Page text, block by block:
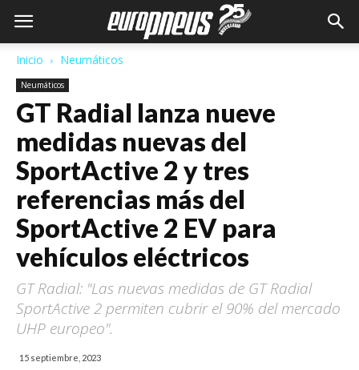
Inicio Neumáticos
Neumáticos
GT Radial lanza nueve
medidas nuevas del
SportActive 2 y tres
referencias más del
SportActive 2 EV para
vehículos eléctricos
GT Radial: "Las nuevas medidas de GT Radial
SportActive 2 permiten cubrir el 90% del mercado
UHP europeo".
15 septiembre, 2023